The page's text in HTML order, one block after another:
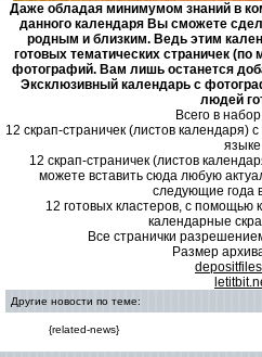
Даже обладая минимумом знаний в
данного календаря Вы сможете
родным и близким. Ведь этим
готовых тематических страничек
фотографий. Вам лишь останется
Эксклюзивный календарь с
людей
Всего в
12 скрап-страничек (листов календаря)
языке
12 скрап-страничек (листов
можете вставить сюда любую
следующие года
12 готовых кластеров, с
календарные
Все странички
Размер
Другие новости по теме:
{related-news}